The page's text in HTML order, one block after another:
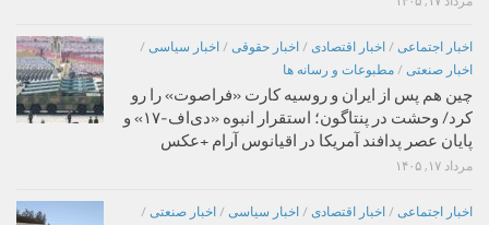
اخبار اجتماعی / اخبار اقتصادی / اخبار حقوقی / اخبار سیاسی /
اخبار صنعتی / مطبوعات و رسانه ها
چین هم پس از ایران و روسیه کارت «فراصوت» را رو
کرد/ وحشت در پنتاگون؛ استقرار انبوه «دی‌اف‑۱۷» و
پایان عصر پدافند آمریکا در اقیانوس آرام +عکس
مرداد ۱۷, ۱۴۰۵
اخبار اجتماعی / اخبار اقتصادی / اخبار سیاسی / اخبار صنعتی /